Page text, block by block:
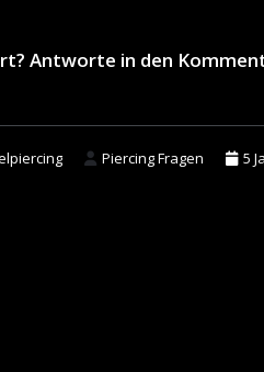
Antworte in den
Piercing Fragen 5